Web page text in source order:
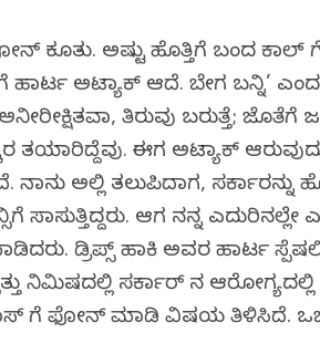
ಕೂಗಿತು. ಅಷ್ಟು ಹೊತ್ತಿಗೆ ಬಂದ
ಅಟ್ಯಾಕ್ ಆಗಿದೆ. ಬೇಗ ಬನ್ನಿ’
ತಿರುವು ಬರುತ್ತೆ;
ತಯಾರಿದ್ದೆವು. ಈಗ ಅಟ್ಯಾಕ್
ಅಲ್ಲಿ ತಲುಪಿದಾಗ, ಸರ್ಕಾರನ್ನು
ಸಾಗಿಸುತ್ತಿದ್ದರು. ಆಗ ನನ್ನ
ಡ್ರಿಪ್ಸ್ ಹಾಕಿ ಅವರ ಹಾರ್ಟ
ನಿಮಿಷದಲ್ಲಿ ಸರ್ಕಾರ್ ನ ಆರೋಗ್ಯದಲ್ಲಿ
ಗೆ ಫೋನ್ ಮಾಡಿ ವಿಷಯ ತಿಳಿಸಿದೆ.